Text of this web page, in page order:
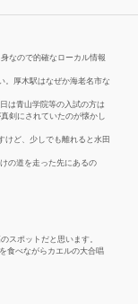
なので的確なローカル情報
。厚木駅はなぜか海老名市な
は青山学院等の入試の方は
剣にされていたのが懐かし
けど、少しでも離れると水田
の道を走った先にあるの
スポットだと思います。
食べながらカエルの大合唱